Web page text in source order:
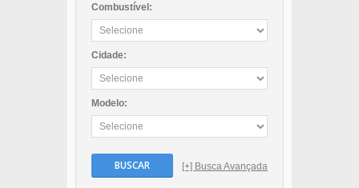
Combustível:
Cidade:
Modelo:
BUSCAR [+] Busca Avançada